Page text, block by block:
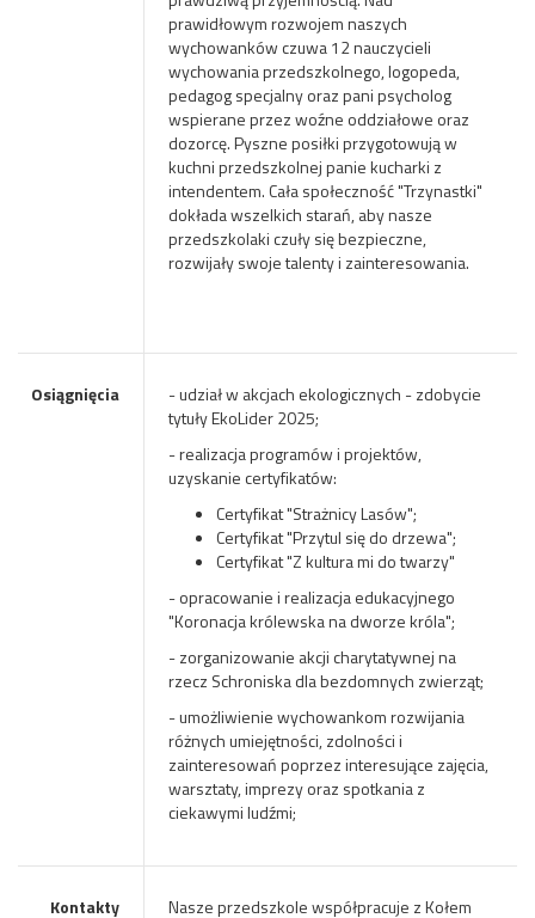
prawidłowym rozwojem naszych
wychowanków czuwa 12 nauczycieli
wychowania przedszkolnego, logopeda,
pedagog specjalny oraz pani psycholog
wspierane przez woźne oddziałowe oraz
dozorcę. Pyszne posiłki przygotowują w
kuchni przedszkolnej panie kucharki z
intendentem. Cała społeczność "Trzynastki"
dokłada wszelkich starań, aby nasze
przedszkolaki czuły się bezpieczne,
rozwijały swoje talenty i zainteresowania.
Osiągnięcia
- udział w akcjach ekologicznych - zdobycie
tytuły EkoLider 2025;
- realizacja programów i projektów,
uzyskanie certyfikatów:
Certyfikat "Strażnicy Lasów";
Certyfikat "Przytul się do drzewa";
Certyfikat "Z kultura mi do twarzy"
- opracowanie i realizacja edukacyjnego
"Koronacja królewska na dworze króla";
- zorganizowanie akcji charytatywnej na
rzecz Schroniska dla bezdomnych zwierząt;
- umożliwienie wychowankom rozwijania
różnych umiejętności, zdolności i
zainteresowań poprzez interesujące zajęcia,
warsztaty, imprezy oraz spotkania z
ciekawymi ludźmi;
Kontakty
Nasze przedszkole współpracuje z Kołem